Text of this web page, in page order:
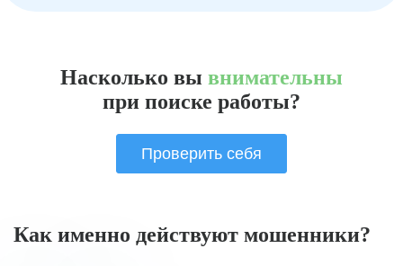
Насколько вы внимательны
при поиске работы?
Проверить себя
Как именно действуют мошенники?